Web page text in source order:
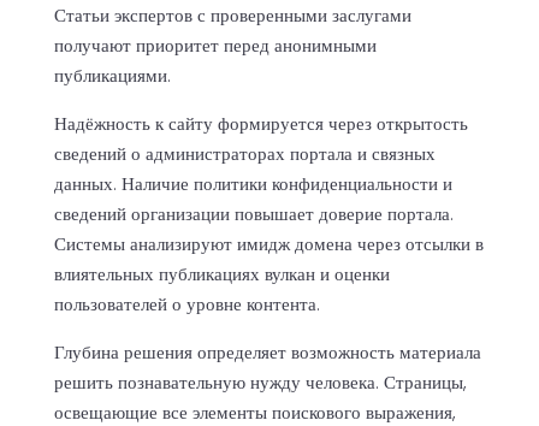
Статьи экспертов с проверенными заслугами
получают приоритет перед анонимными
публикациями.
Надёжность к сайту формируется через открытость
сведений о администраторах портала и связных
данных. Наличие политики конфиденциальности и
сведений организации повышает доверие портала.
Системы анализируют имидж домена через отсылки в
влиятельных публикациях вулкан и оценки
пользователей о уровне контента.
Глубина решения определяет возможность материала
решить познавательную нужду человека. Страницы,
освещающие все элементы поискового выражения,